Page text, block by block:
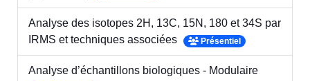
Analyse des isotopes 2H, 13C, 15N, 180 et 34S par
IRMS et techniques associées
Présentiel
Analyse d’échantillons biologiques - Modulaire